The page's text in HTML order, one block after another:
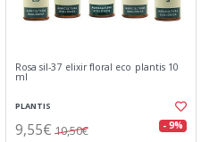
Rosa sil-37 elixir floral eco plantis 10
ml
PLANTIS
9,55€ 10,50€ - 9%